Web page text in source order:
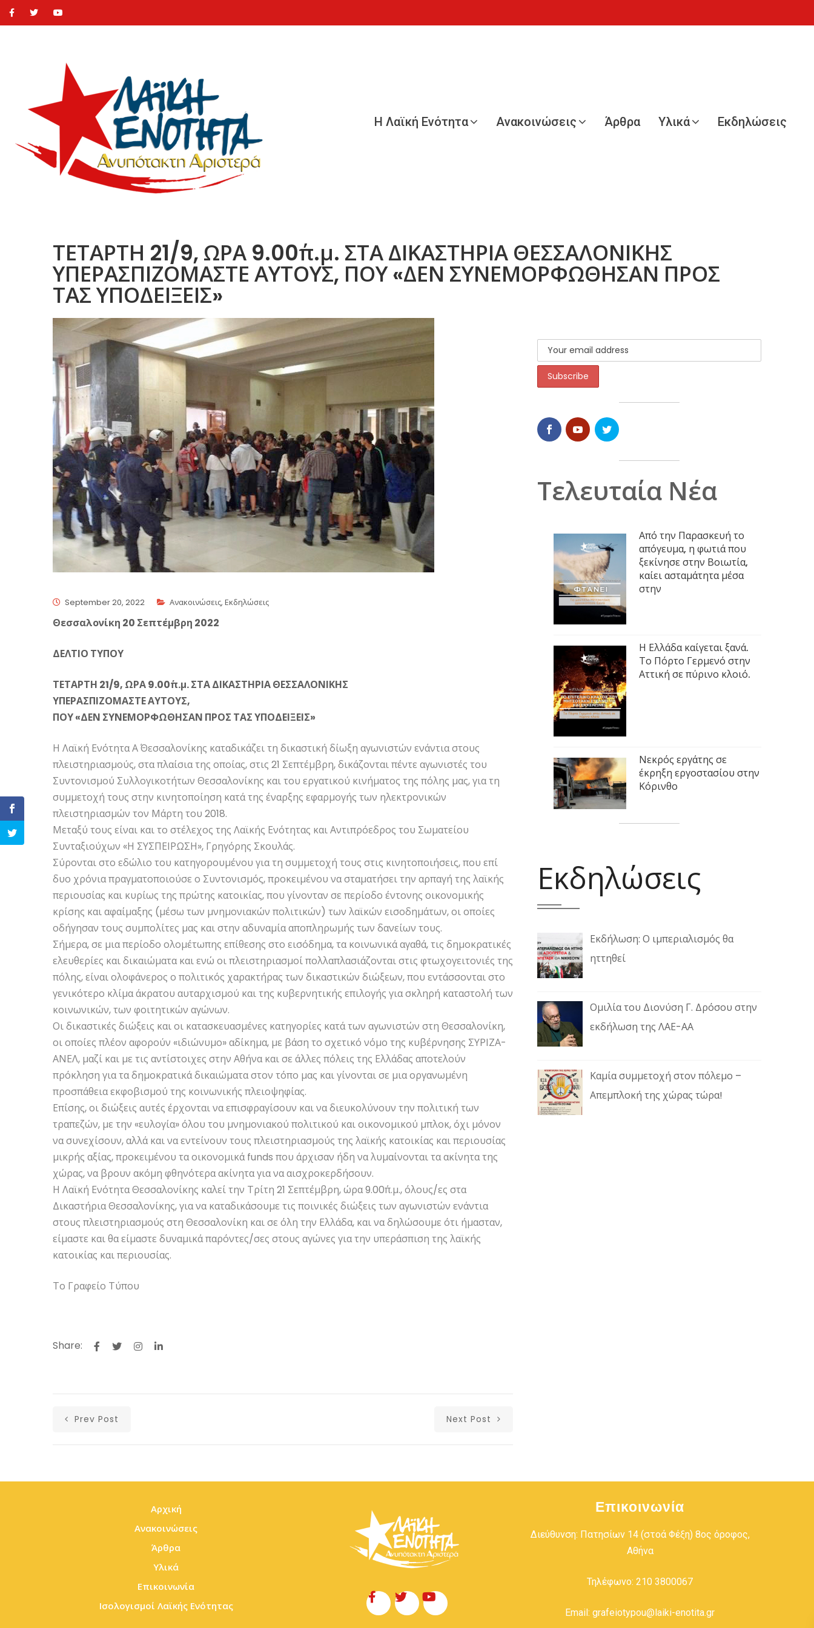
Η Λαϊκή Ενότητα Ανακοινώσεις Άρθρα Υλικά Εκδηλώσεις
ΤΕΤΑΡΤΗ 21/9, ΩΡΑ 9.00΄π.μ. ΣΤΑ ΔΙΚΑΣΤΗΡΙΑ ΘΕΣΣΑΛΟΝΙΚΗΣ
ΥΠΕΡΑΣΠΙΖΟΜΑΣΤΕ ΑΥΤΟΥΣ, ΠΟΥ «ΔΕΝ ΣΥΝΕΜΟΡΦΩΘΗΣΑΝ ΠΡΟΣ
ΤΑΣ ΥΠΟΔΕΙΞΕΙΣ»
September 20, 2022 Ανακοινώσεις, Εκδηλώσεις
Θεσσαλονίκη 20 Σεπτέμβρη 2022
ΔΕΛΤΙΟ ΤΥΠΟΥ
ΤΕΤΑΡΤΗ 21/9, ΩΡΑ 9.00΄π.μ. ΣΤΑ ΔΙΚΑΣΤΗΡΙΑ ΘΕΣΣΑΛΟΝΙΚΗΣ
ΥΠΕΡΑΣΠΙΖΟΜΑΣΤΕ ΑΥΤΟΥΣ,
ΠΟΥ «ΔΕΝ ΣΥΝΕΜΟΡΦΩΘΗΣΑΝ ΠΡΟΣ ΤΑΣ ΥΠΟΔΕΙΞΕΙΣ»
Η Λαϊκή Ενότητα Α΄ Θεσσαλονίκης καταδικάζει τη δικαστική δίωξη αγωνιστών ενάντια στους
πλειστηριασμούς, στα πλαίσια της οποίας, στις 21 Σεπτέμβρη, δικάζονται πέντε αγωνιστές του
Συντονισμού Συλλογικοτήτων Θεσσαλονίκης και του εργατικού κινήματος της πόλης μας, για τη
συμμετοχή τους στην κινητοποίηση κατά της έναρξης εφαρμογής των ηλεκτρονικών
πλειστηριασμών τον Μάρτη του 2018.
Μεταξύ τους είναι και το στέλεχος της Λαϊκής Ενότητας και Αντιπρόεδρος του Σωματείου
Συνταξιούχων «Η ΣΥΣΠΕΙΡΩΣΗ», Γρηγόρης Σκουλάς.
Σύρονται στο εδώλιο του κατηγορουμένου για τη συμμετοχή τους στις κινητοποιήσεις, που επί
δυο χρόνια πραγματοποιούσε ο Συντονισμός, προκειμένου να σταματήσει την αρπαγή της λαϊκής
περιουσίας και κυρίως της πρώτης κατοικίας, που γίνονταν σε περίοδο έντονης οικονομικής
κρίσης και αφαίμαξης (μέσω των μνημονιακών πολιτικών) των λαϊκών εισοδημάτων, οι οποίες
οδήγησαν τους συμπολίτες μας και στην αδυναμία αποπληρωμής των δανείων τους.
Σήμερα, σε μια περίοδο ολομέτωπης επίθεσης στο εισόδημα, τα κοινωνικά αγαθά, τις δημοκρατικές
ελευθερίες και δικαιώματα και ενώ οι πλειστηριασμοί πολλαπλασιάζονται στις φτωχογειτονιές της
πόλης, είναι ολοφάνερος ο πολιτικός χαρακτήρας των δικαστικών διώξεων, που εντάσσονται στο
γενικότερο κλίμα άκρατου αυταρχισμού και της κυβερνητικής επιλογής για σκληρή καταστολή των
κοινωνικών, των φοιτητικών αγώνων.
Οι δικαστικές διώξεις και οι κατασκευασμένες κατηγορίες κατά των αγωνιστών στη Θεσσαλονίκη,
οι οποίες πλέον αφορούν «ιδιώνυμο» αδίκημα, με βάση το σχετικό νόμο της κυβέρνησης ΣΥΡΙΖΑ-
ΑΝΕΛ, μαζί και με τις αντίστοιχες στην Αθήνα και σε άλλες πόλεις της Ελλάδας αποτελούν
πρόκληση για τα δημοκρατικά δικαιώματα στον τόπο μας και γίνονται σε μια οργανωμένη
προσπάθεια εκφοβισμού της κοινωνικής πλειοψηφίας.
Επίσης, οι διώξεις αυτές έρχονται να επισφραγίσουν και να διευκολύνουν την πολιτική των
τραπεζών, με την «ευλογία» όλου του μνημονιακού πολιτικού και οικονομικού μπλοκ, όχι μόνον
να συνεχίσουν, αλλά και να εντείνουν τους πλειστηριασμούς της λαϊκής κατοικίας και περιουσίας
μικρής αξίας, προκειμένου τα οικονομικά funds που άρχισαν ήδη να λυμαίνονται τα ακίνητα της
χώρας, να βρουν ακόμη φθηνότερα ακίνητα για να αισχροκερδήσουν.
Η Λαϊκή Ενότητα Θεσσαλονίκης καλεί την Τρίτη 21 Σεπτέμβρη, ώρα 9.00΄π.μ., όλους/ες στα
Δικαστήρια Θεσσαλονίκης, για να καταδικάσουμε τις ποινικές διώξεις των αγωνιστών ενάντια
στους πλειστηριασμούς στη Θεσσαλονίκη και σε όλη την Ελλάδα, και να δηλώσουμε ότι ήμασταν,
είμαστε και θα είμαστε δυναμικά παρόντες/σες στους αγώνες για την υπεράσπιση της λαϊκής
κατοικίας και περιουσίας.
Το Γραφείο Τύπου
Share:
Prev Post Next Post
Τελευταία Νέα
Από την Παρασκευή το
απόγευμα, η φωτιά που
ξεκίνησε στην Βοιωτία,
καίει ασταμάτητα μέσα
στην
Η Ελλάδα καίγεται ξανά.
Το Πόρτο Γερμενό στην
Αττική σε πύρινο κλοιό.
Νεκρός εργάτης σε
έκρηξη εργοστασίου στην
Κόρινθο
Εκδηλώσεις
Εκδήλωση: Ο ιμπεριαλισμός θα
ηττηθεί
Ομιλία του Διονύση Γ. Δρόσου στην
εκδήλωση της ΛΑΕ-ΑΑ
Καμία συμμετοχή στον πόλεμο –
Απεμπλοκή της χώρας τώρα!
Αρχική
Ανακοινώσεις
Άρθρα
Υλικά
Επικοινωνία
Ισολογισμοί Λαϊκής Ενότητας
Επικοινωνία
Διεύθυνση: Πατησίων 14 (στοά Φέξη) 8ος όροφος,
Αθήνα
Τηλέφωνο: 210 3800067
Email: grafeiotypou@laiki-enotita.gr